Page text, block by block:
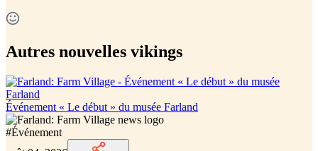
Autres nouvelles vikings
Événement « Le début » du musée Farland
#Événement